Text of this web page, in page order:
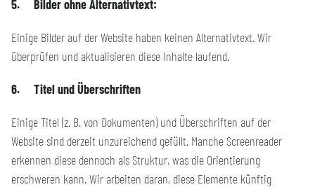
5. Bilder ohne Alternativtext:
Einige Bilder auf der Website haben keinen Alternativtext. Wir
überprüfen und aktualisieren diese Inhalte laufend.
6. Titel und Überschriften
Einige Titel (z. B. von Dokumenten) und Überschriften auf der
Website sind derzeit unzureichend gefüllt. Manche Screenreader
erkennen diese dennoch als Struktur, was die Orientierung
erschweren kann. Wir arbeiten daran, diese Elemente künftig